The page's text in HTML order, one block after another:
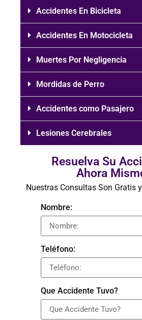
Accidentes En Bicicleta
Accidentes En Motocicleta
Muertes Por Negligencia
Mordidas de Perro
Accidentes como Pasajero
Lesiones Cerebrales
Resuelva Su
Ahora
Nuestras Consultas Son Gratis
Nombre:
Teléfono:
Que Accidente Tuvo?